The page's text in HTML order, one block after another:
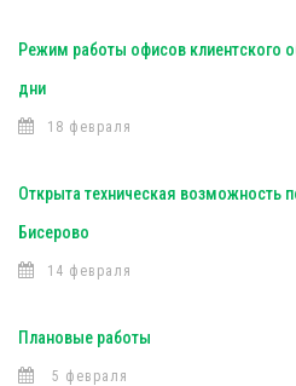
Режим работы офисов клиентского
дни
18 февраля
Открыта техническая возможность
Бисерово
14 февраля
Плановые работы
5 февраля